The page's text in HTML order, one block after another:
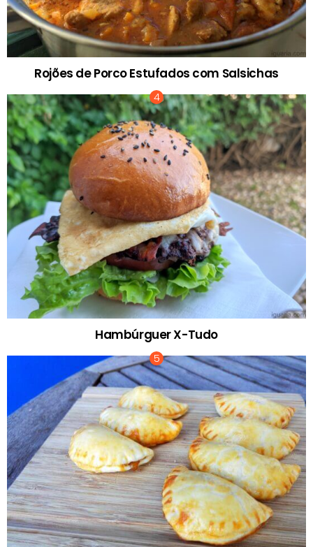
Rojões de Porco Estufados com Salsichas
Hambúrguer X-Tudo